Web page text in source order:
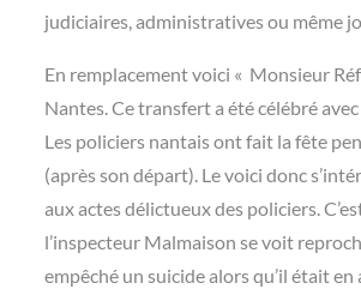
judiciaires, administratives ou même
En remplacement voici « Monsieur
Nantes. Ce transfert a été célébré
Les policiers nantais ont fait la fête
(après son départ). Le voici donc
aux actes délictueux des policiers.
l’inspecteur Malmaison se voit
empêché un suicide alors qu’il était